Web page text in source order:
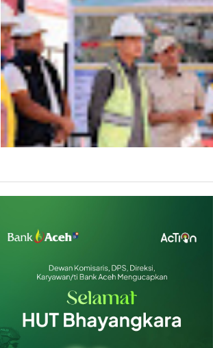
HUT ke-53 Bank Aceh: Momentum
Memperkuat Amanah,
Keberkahan Bagi Aceh
Kunjungi Aceh, Pastikan Pemulihan
Pascabencana Hidrometeorologi